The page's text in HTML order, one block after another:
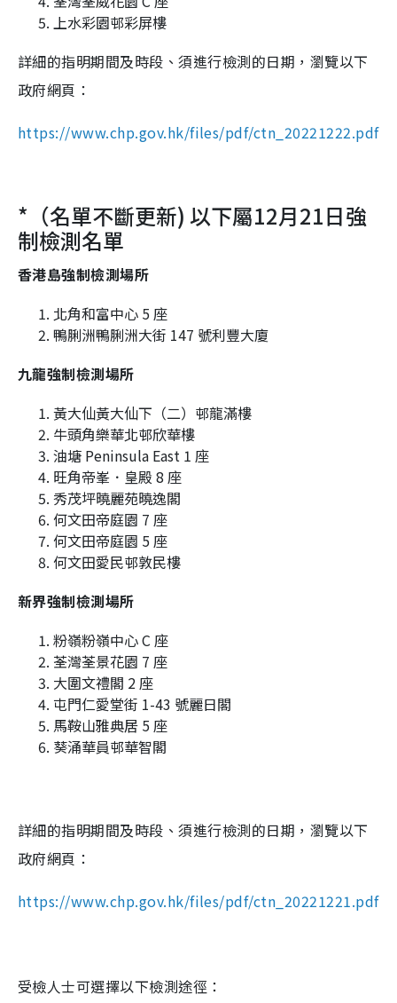
上水彩園邨彩屏樓
詳細的指明期間及時段、須進行檢測的日期，瀏覽以下
政府網頁：
https://www.chp.gov.hk/files/pdf/ctn_20221222.pdf
*（名單不斷更新) 以下屬12月21日強
制檢測名單
香港島強制檢測場所
北角和富中心 5 座
鴨脷洲鴨脷洲大街 147 號利豐大廈
九龍強制檢測場所
黃大仙黃大仙下（二）邨龍滿樓
牛頭角樂華北邨欣華樓
油塘 Peninsula East 1 座
旺角帝峯．皇殿 8 座
秀茂坪曉麗苑曉逸閣
何文田帝庭園 7 座
何文田帝庭園 5 座
何文田愛民邨敦民樓
新界強制檢測場所
粉嶺粉嶺中心 C 座
荃灣荃景花園 7 座
大圍文禮閣 2 座
屯門仁愛堂街 1-43 號麗日閣
馬鞍山雅典居 5 座
葵涌華員邨華智閣
詳細的指明期間及時段、須進行檢測的日期，瀏覽以下
政府網頁：
https://www.chp.gov.hk/files/pdf/ctn_20221221.pdf
受檢人士可選擇以下檢測途徑：